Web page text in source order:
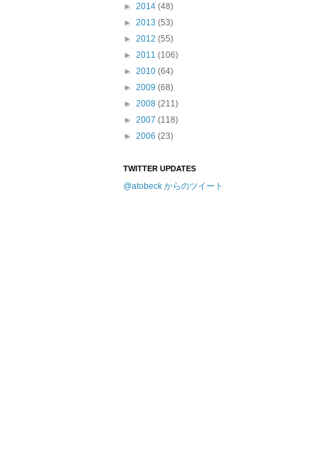
► 2014 (48)
► 2013 (53)
► 2012 (55)
► 2011 (106)
► 2010 (64)
► 2009 (68)
► 2008 (211)
► 2007 (118)
► 2006 (23)
TWITTER UPDATES
@atobeck からのツイート